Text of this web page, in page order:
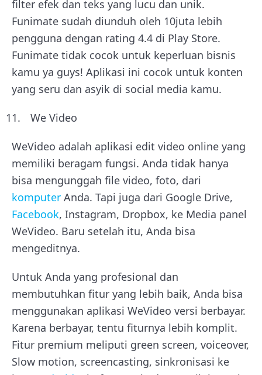
filter efek dan teks yang lucu dan unik.
Funimate sudah diunduh oleh 10juta lebih
pengguna dengan rating 4.4 di Play Store.
Funimate tidak cocok untuk keperluan bisnis
kamu ya guys! Aplikasi ini cocok untuk konten
yang seru dan asyik di social media kamu.
We Video
WeVideo adalah aplikasi edit video online yang
memiliki beragam fungsi. Anda tidak hanya
bisa mengunggah file video, foto, dari
komputer Anda. Tapi juga dari Google Drive,
Facebook, Instagram, Dropbox, ke Media panel
WeVideo. Baru setelah itu, Anda bisa
mengeditnya.
Untuk Anda yang profesional dan
membutuhkan fitur yang lebih baik, Anda bisa
menggunakan aplikasi WeVideo versi berbayar.
Karena berbayar, tentu fiturnya lebih komplit.
Fitur premium meliputi green screen, voiceover,
Slow motion, screencasting, sinkronisasi ke